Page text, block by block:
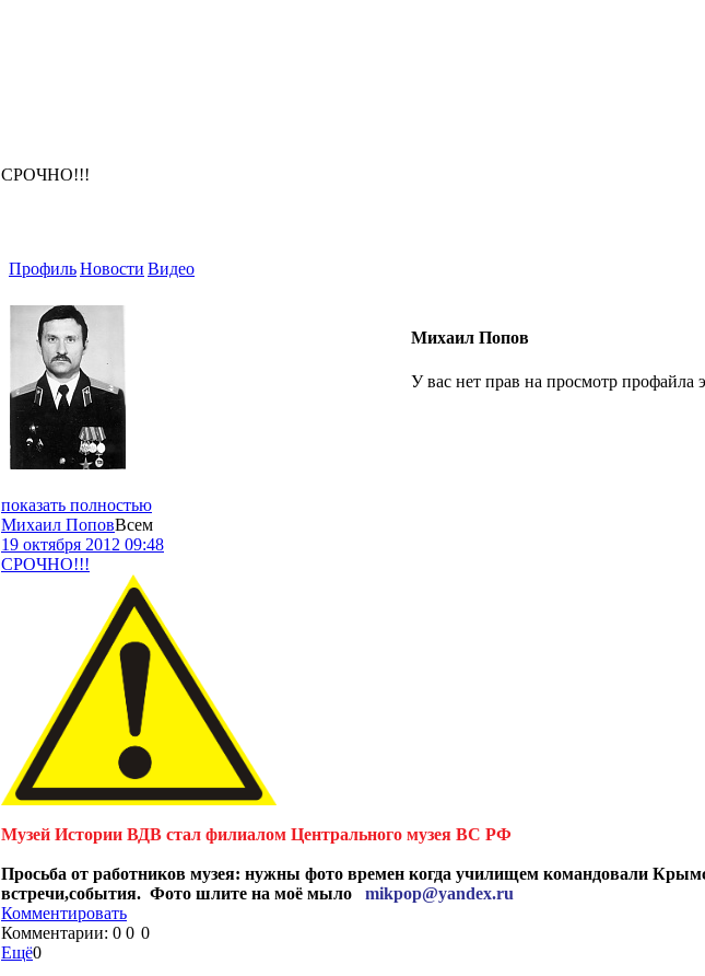
СРОЧНО!!!
ПрофильНовости Видео
Михаил Попов
У вас нет прав на просмотр профайла
показать полностью
Михаил ПоповВсем
19 октября 2012 09:48
СРОЧНО!!!
Музей Истории ВДВ стал филиалом Центрального музея ВС РФ
Просьба от работников музея: нужны фото времен когда училищем командовали
встречи,события. Фото шлите на моё мыло mikpop@yandex.ru
Комментировать
Комментарии: 0 0 0
Ещё0